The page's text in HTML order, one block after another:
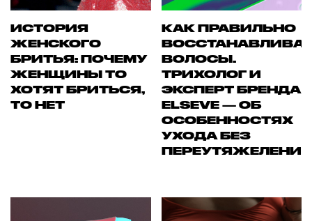
ИСТОРИЯ
ЖЕНСКОГО
БРИТЬЯ: ПОЧЕМУ
ЖЕНЩИНЫ ТО
ХОТЯТ БРИТЬСЯ,
ТО НЕТ
КАК ПРАВИЛЬНО
ВОЛОСЫ.
ТРИХОЛОГ И
ЭКСПЕРТ БРЕНДА
ELSEVE — ОБ
ОСОБЕННОСТЯХ
УХОДА БЕЗ
ПЕРЕУТЯЖЕЛЕНИЯ